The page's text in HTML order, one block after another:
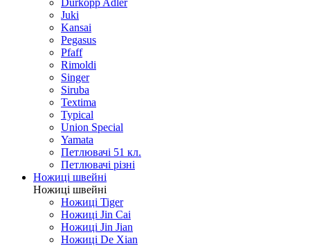
Durkopp Adler
Juki
Kansai
Pegasus
Pfaff
Rimoldi
Singer
Siruba
Textima
Typical
Union Special
Yamata
Петлювачі 51 кл.
Петлювачі різні
Ножиці швейні
Ножиці швейні
Ножиці Tiger
Ножиці Jin Cai
Ножиці Jin Jian
Ножиці De Xian